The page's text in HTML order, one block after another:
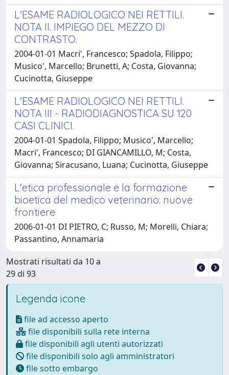
L'ESAME RADIOLOGICO NEI RETTILI.
NOTA II. IMPIEGO DEL MEZZO DI
CONTRASTO.
2004-01-01 Macri', Francesco; Spadola, Filippo;
Musico', Marcello; Brunetti, A; Costa, Giovanna;
Cucinotta, Giuseppe
L'ESAME RADIOLOGICO NEI RETTILI.
NOTA III - RADIODIAGNOSTICA SU 120
CASI CLINICI.
2004-01-01 Spadola, Filippo; Musico', Marcello;
Macri', Francesco; DI GIANCAMILLO, M; Costa,
Giovanna; Siracusano, Luana; Cucinotta, Giuseppe
L'etica professionale e la formazione
bioetica del medico veterinario: nuove
frontiere
2006-01-01 DI PIETRO, C; Russo, M; Morelli, Chiara;
Passantino, Annamaria
Mostrati risultati da 10 a
29 di 93
Legenda icone
file ad accesso aperto
file disponibili sulla rete interna
file disponibili agli utenti autorizzati
file disponibili solo agli amministratori
file sotto embargo